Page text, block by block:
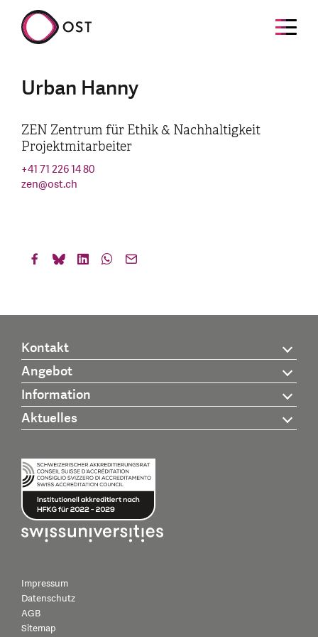
Urban Hanny
ZEN Zentrum für Ethik & Nachhaltigkeit
Projektmitarbeiter
+41 71 226 14 80
zen@ost.ch
Kontakt
Angebot
Information
Aktuelles
Impressum
Datenschutz
AGB
Sitemap